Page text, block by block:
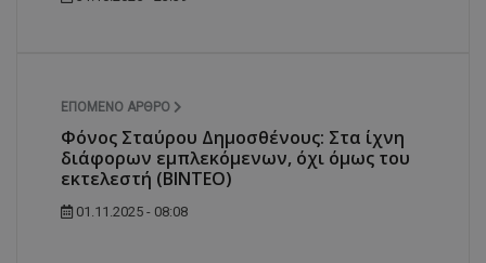
ΕΠΌΜΕΝΟ ΆΡΘΡΟ
Φόνος Σταύρου Δημοσθένους: Στα ίχνη
διάφορων εμπλεκόμενων, όχι όμως του
εκτελεστή (ΒΙΝΤΕΟ)
01.11.2025 - 08:08